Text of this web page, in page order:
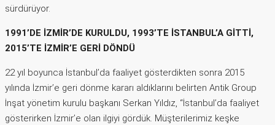
sürdürüyor.
1991’DE İZMİR’DE KURULDU, 1993’TE İSTANBUL’A GİTTİ,
2015’TE İZMİR’E GERİ DÖNDÜ
22 yıl boyunca İstanbul’da faaliyet gösterdikten sonra 2015
yılında İzmir’e geri dönme kararı aldıklarını belirten Antik Group
İnşat yönetim kurulu başkanı Serkan Yıldız, “İstanbul’da faaliyet
gösterirken İzmir’e olan ilgiyi gördük. Müşterilerimiz keşke